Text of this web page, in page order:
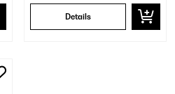
Details